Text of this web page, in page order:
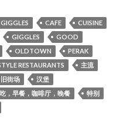
CAFE
CUISINE
GIGGLES
GOOD
OLDTOWN
PERAK
RESTAURANTS
主流
旧街场
汉堡
，早餐，咖啡厅，晚餐
特别